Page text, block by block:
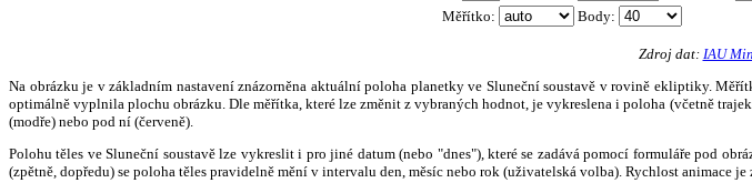
Měřítko: Body:
Zdroj dat: IAU
Na obrázku je v základním nastavení znázorněna aktuální poloha planetky ve Sluneční soustavě v rovině ekliptiky.
optimálně vyplnila plochu obrázku. Dle měřítka, které lze změnit z vybraných hodnot, je vykreslena i poloha (včetně
(modře) nebo pod ní (červeně).
Polohu těles ve Sluneční soustavě lze vykreslit i pro jiné datum (nebo "dnes"), které se zadává pomocí formuláře pod
(zpětně, dopředu) se poloha těles pravidelně mění v intervalu den, měsíc nebo rok (uživatelská volba). Rychlost animace